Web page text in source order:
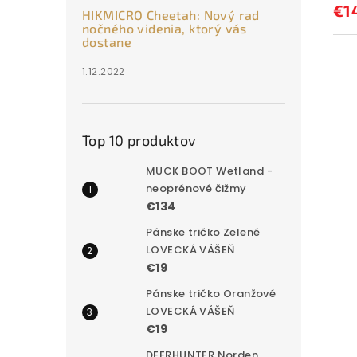
HIKMICRO Cheetah: Nový rad
nočného videnia, ktorý vás
dostane
1.12.2022
Top 10 produktov
MUCK BOOT Wetland -
neoprénové čižmy
€134
Pánske tričko Zelené
LOVECKÁ VÁŠEŇ
€19
Pánske tričko Oranžové
LOVECKÁ VÁŠEŇ
€19